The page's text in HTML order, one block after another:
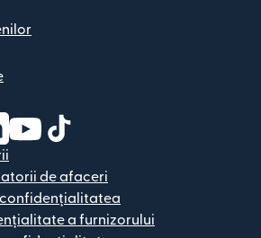
o fereastră nouă)
într-o fereastră nouă)
într-o fereastră nouă)
(se deschide într-o fereastră nouă)
(se deschide într-o fereastră
de afaceri
a furnizorului